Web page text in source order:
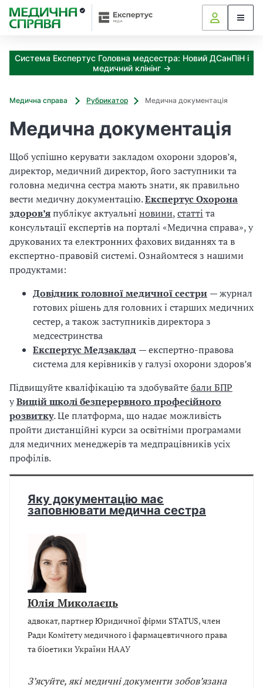
Система Експертус Головна медсестра: Новий ДСанПіН і
медичний клінінг →
Медична справа Рубрикатор Медична документація
Медична документація
Щоб успішно керувати закладом охорони здоров’я,
директор, медичний директор, його заступники та
головна медична сестра мають знати, як правильно
вести медичну документацію.Експертус Охорона
здоров’япублікує актуальні новини,статті та
консультації експертів на порталі «Медична справа», у
друкованих та електронних фахових виданнях та в
експертно-правовій системі. Ознайомтеся з нашими
продуктами:
Довідник головної медичної сестри — журнал
готових рішень для головних і старших медичних
сестер, а також заступників директора з
медсестринства
Експертус Медзаклад — експертно-правова
система для керівників у галузі охорони здоров’я
Підвищуйте кваліфікацію та здобувайтебали БПР
уВищій школі безперервного професійного
розвитку. Це платформа, що надає можливість
пройти дистанційні курси за освітніми програмами
для медичних менеджерів та медпрацівників усіх
профілів.
Яку документацію має
заповнювати медична сестра
Юлія Миколаєць
адвокат, партнер Юридичної фірми STATUS, член
Ради Комітету медичного і фармацевтичного права
та біоетики України НААУ
З’ясуйте, які медичні документи зобов’язана
З
а
к
з
и
о
ж
н
а
т
р
и
м
а
Р